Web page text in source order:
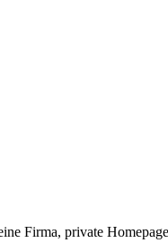
Firma, private